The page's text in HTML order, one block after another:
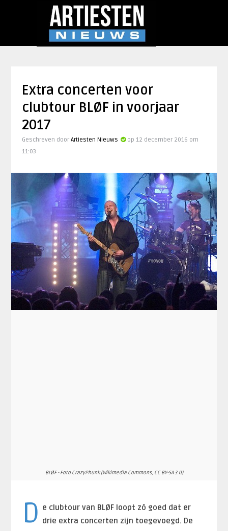
Extra concerten voor
clubtour BLØF in voorjaar
2017
Geschreven door Artiesten Nieuws
op 12 december 2016 om
11:03
BLØF - Foto CrazyPhunk (Wikimedia Commons, CC BY-SA 3.0)
D e clubtour van BLØF loopt zó goed dat er
drie extra concerten zijn toegevoegd. De